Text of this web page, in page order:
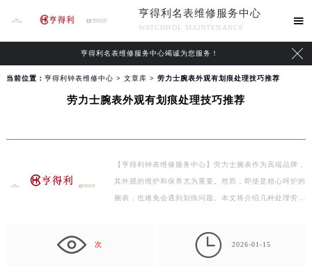
亨得利名表维修服务中心
WATCHHDL MAINTENANCE

亨得利名表维修服务中心竭诚为您服务！ 
当前位置： 亨得利钟表维修中心 > 文章库 > 劳力士腕表外观有划痕处理技巧推荐
劳力士腕表外观有划痕处理技巧推荐
【亨得利钟表维修服务中心】劳力士腕表作为高端品牌，
其外观的维护和保养尤为重要。然而，即使是精心呵护的
腕表，也难免会遇到划痕问题。本文将介绍几种处理劳…
次  2026-01-15